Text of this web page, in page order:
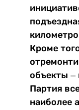
Кроме
объекты –
Партия
наиболее